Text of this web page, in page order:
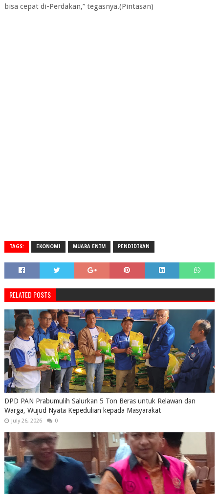
bisa cepat di-Perdakan,” tegasnya.(Pintasan)
TAGS: EKONOMI MUARA ENIM PENDIDIKAN
RELATED POSTS
DPD PAN Prabumulih Salurkan 5 Ton Beras untuk Relawan dan
Warga, Wujud Nyata Kepedulian kepada Masyarakat
July 26, 2026 0